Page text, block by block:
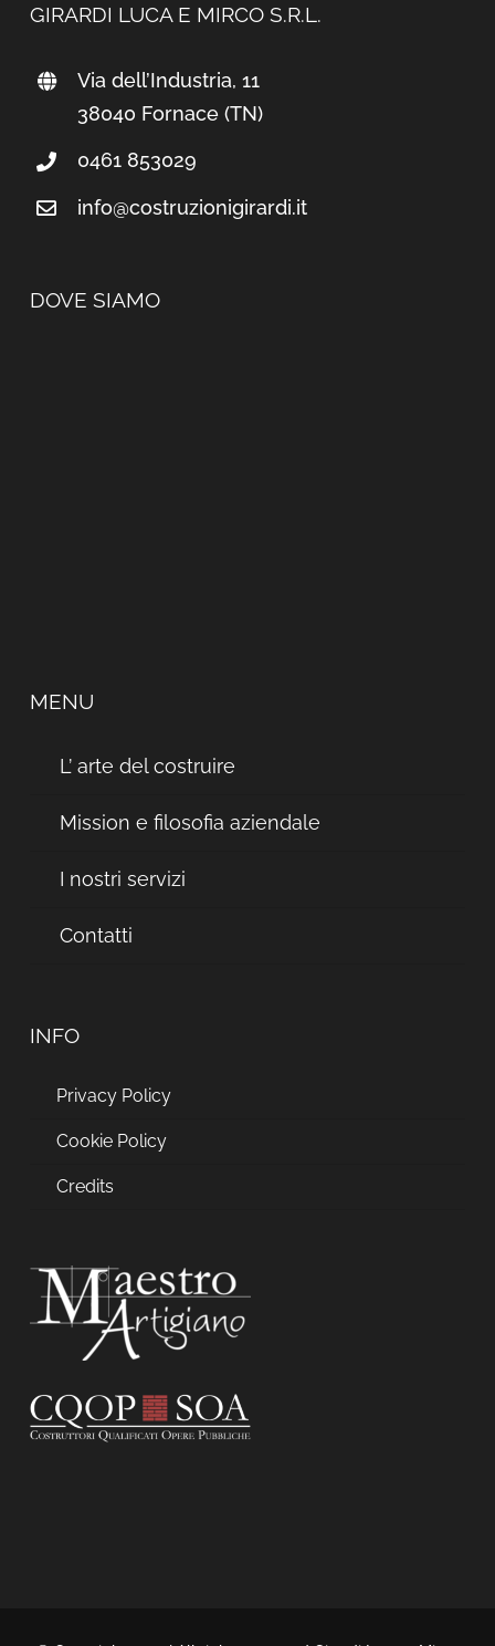
GIRARDI LUCA E MIRCO S.R.L.
Via dell’Industria, 11
38040 Fornace (TN)
0461 853029
info@costruzionigirardi.it
DOVE SIAMO
MENU
L’ arte del costruire
Mission e filosofia aziendale
I nostri servizi
Contatti
INFO
Privacy Policy
Cookie Policy
Credits